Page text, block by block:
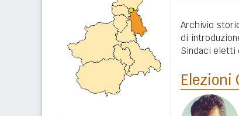
Archivio
di
Sindaci eletti
Elezioni